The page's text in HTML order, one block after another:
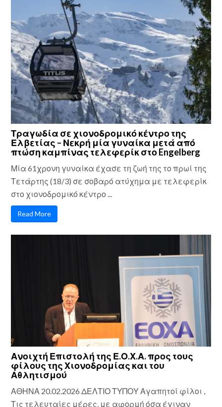
Τραγωδία σε χιονοδρομικό κέντρο της
Ελβετίας – Νεκρή μία γυναίκα μετά από
πτώση καμπίνας τελεφερίκ στο Engelberg
Μία 61χρονη γυναίκα έχασε τη ζωή της το πρωί της
Τετάρτης (18/3) σε σοβαρό ατύχημα με τελεφερίκ
στο χιονοδρομικό κέντρο ...
Read More
Ανοιχτή Επιστολή της Ε.Ο.Χ.Α. προς τους
φίλους της Χιονοδρομίας και του
Αθλητισμού
ΑΘΗΝΑ 20.02.2026 ΔΕΛΤΙΟ ΤΥΠΟΥ Αγαπητοί φίλοι ,
Τις τελευταίες μέρες, με αφορμή όσα έγιναν